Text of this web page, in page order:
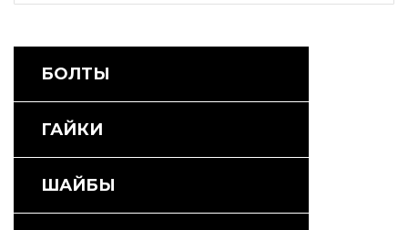
БОЛТЫ
ГАЙКИ
ШАЙБЫ